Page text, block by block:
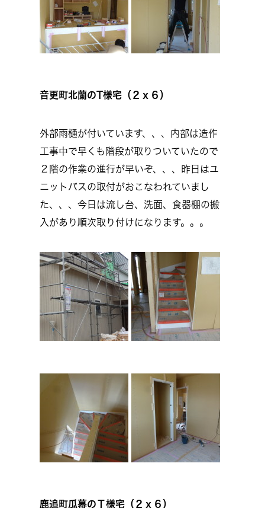
音更町北蘭のT様宅（２ｘ６）
外部雨樋が付いています、、、内部は造作
工事中で早くも階段が取りついていたので
２階の作業の進行が早いぞ、、、昨日はユ
ニットバスの取付がおこなわれていまし
た、、、今日は流し台、洗面、食器棚の搬
入があり順次取り付けになります。。。
鹿追町瓜幕のＴ様宅（２ｘ６）